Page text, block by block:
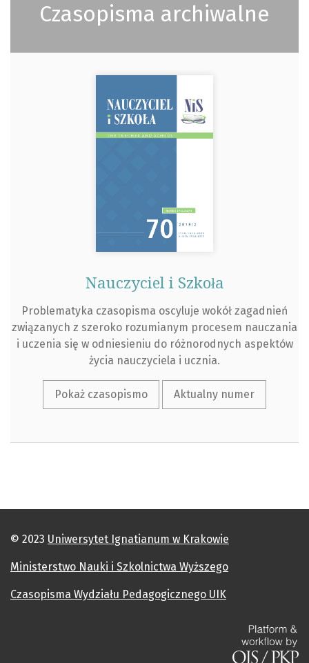
Czasopisma archiwalne
Nauczyciel i Szkoła
Problematyka czasopisma oscyluje wokół zagadnień
związanych z szeroko rozumianym procesem nauczania
i uczenia się w odniesieniu do różnorodnych aspektów
życia nauczyciela i ucznia.
Pokaż czasopismo Aktualny numer
© 2023 Uniwersytet Ignatianum w Krakowie
Ministerstwo Nauki i Szkolnictwa Wyższego
Czasopisma Wydziału Pedagogicznego UIK